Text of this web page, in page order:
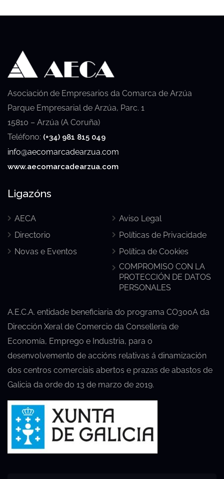
Asociación de Empresarios da Comarca de Arzúa
Parque Empresarial de Arzúa, Parc. 1
15810 – Arzúa (A Coruña)
Teléfono: (+34) 981 815 049
info@aecomarcadearzua.com
www.aecomarcadearzua.com
Ligazóns
AECA
Directorio
Novas e Eventos
Aviso Legal
Políticas de Privacidade
Política de Cookies
COMPROMISO CON LA
PROTECCIÓN DE DATOS
PERSONALES
A.E.C.A. entidade beneficiaria do programa CO300A da
Dirección Xeral de Comercio da Consellería de
Economía, Emprego e Industria, para o
desenvolvemento de accións relativas á dinamización
dos centros comerciais abertos e prazas de abastos de
Galicia da orde do 13 de marzo de 2019.